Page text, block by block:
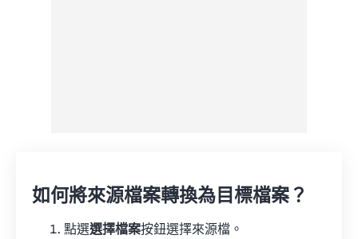
如何將來源檔案轉換為目標檔案？
點選選擇檔案按鈕選擇來源檔。